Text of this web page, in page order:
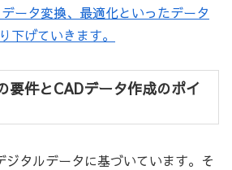
ータ変換、最適化といったデータ
下げていきます。
要件とCADデータ作成のポイ
タルデータに基づいています。そ